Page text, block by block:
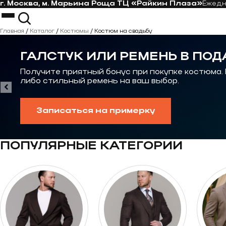
Перейти к контенту
г. Москва, м. Марьина Роща ТЦ «Райкин Плаза»
Костюмы
Костюм на свадьбу
Casual костюм
Костюмы на выпускной
Галстуки
Контакты
Главная / Каталог / Костюмы / Костюм на свадьбу
ГАЛСТУК ИЛИ РЕМЕНЬ В
Получите приятный бонус при покупке
либо стильный ремень на ваш выбор.
Записаться на примерку
ПОПУЛЯРНЫЕ КАТЕГОРИИ
Перейти к категории Костюмы oversize
Перейти к